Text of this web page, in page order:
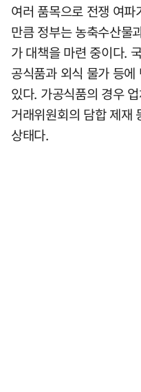
여러 품목으로 전쟁 여
만큼 정부는 농축수산물
가 대책을 마련 중이다.
공식품과 외식 물가 등
있다. 가공식품의 경우
거래위원회의 담합 제재
상태다.